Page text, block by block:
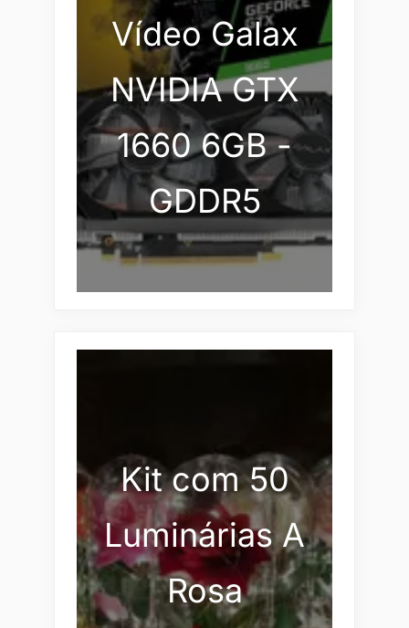
Vídeo Galax
NVIDIA GTX
1660 6GB -
GDDR5
Kit com 50
Luminárias A
Rosa